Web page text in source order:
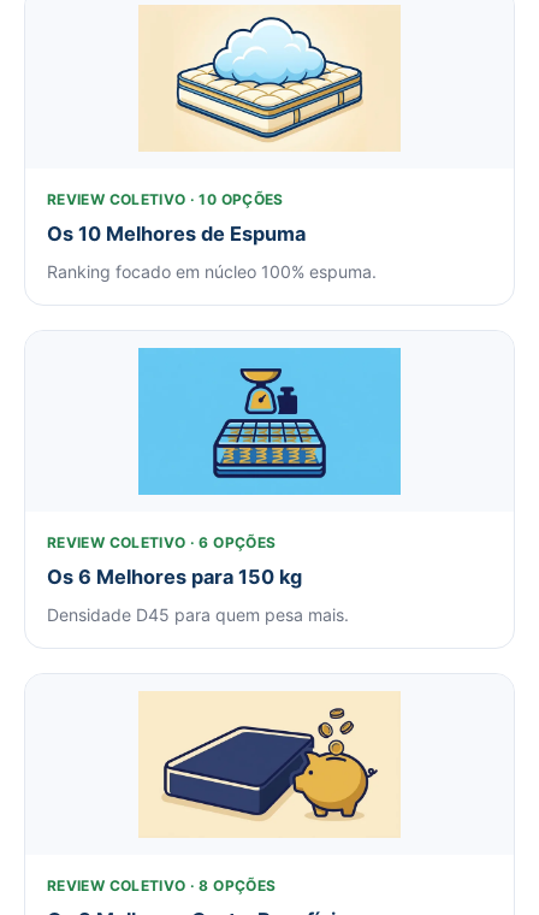
REVIEW COLETIVO · 10 OPÇÕES
Os 10 Melhores de Espuma
Ranking focado em núcleo 100% espuma.
REVIEW COLETIVO · 6 OPÇÕES
Os 6 Melhores para 150 kg
Densidade D45 para quem pesa mais.
REVIEW COLETIVO · 8 OPÇÕES